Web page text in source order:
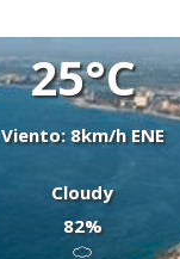
25°C
Viento: 8km/h ENE
Cloudy
82%